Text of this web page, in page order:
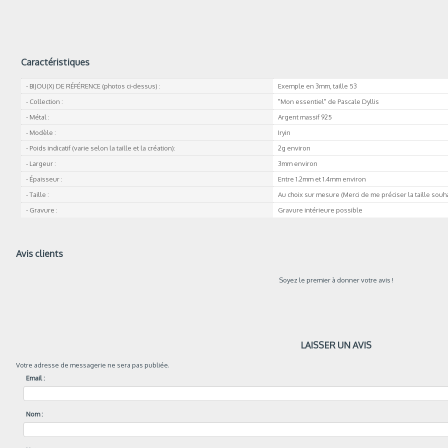
Caractéristiques
- BIJOU(X) DE RÉFÉRENCE (photos ci-dessus) :
Exemple en 3mm, taille 53
- Collection :
"Mon essentiel" de Pascale Dyllis
- Métal :
Argent massif 925
- Modèle :
Iryin
- Poids indicatif (varie selon la taille et la création):
2g environ
- Largeur :
3mm environ
- Épaisseur :
Entre 1.2mm et 1.4mm environ
- Taille :
Au choix sur mesure (Merci de me préciser la taille
- Gravure :
Gravure intérieure possible
Avis clients
Soyez le premier à donner votre avis !
LAISSER UN AVIS
Votre adresse de messagerie ne sera pas publiée.
Email :
Nom :